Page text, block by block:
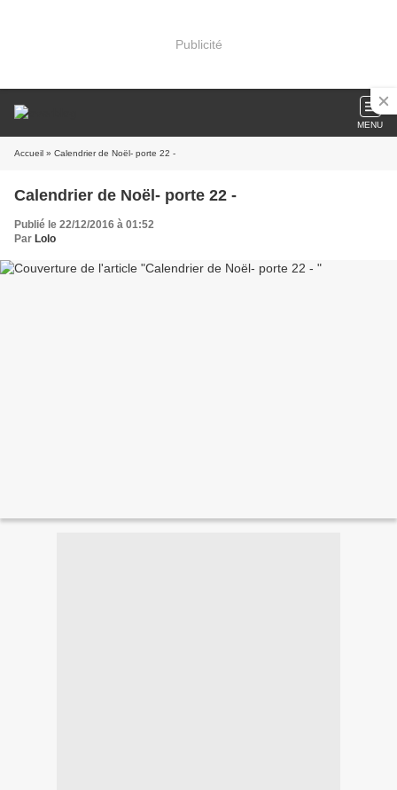
Publicité
MENU
Accueil » Calendrier de Noël- porte 22 -
Calendrier de Noël- porte 22 -
Publié le 22/12/2016 à 01:52
Par Lolo